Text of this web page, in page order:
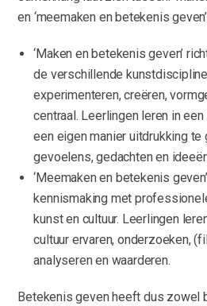
en ‘meemaken en betekenis
‘Maken en betekenis geven’
de verschillende
experimenteren, creëren,
centraal. Leerlingen leren in
een eigen manier uitdrukking te
gevoelens, gedachten en
‘Meemaken en betekenis
kennismaking met
kunst en cultuur. Leerlingen
cultuur ervaren, onderzoeken,
analyseren en waarderen.
Betekenis geven heeft dus zowel